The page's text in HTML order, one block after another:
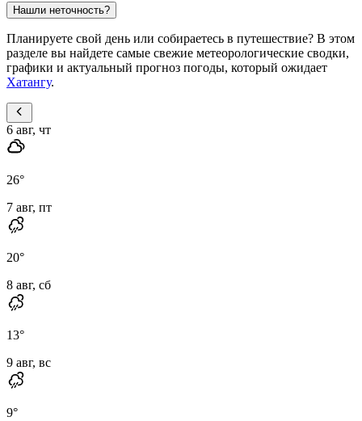
Нашли неточность?
Планируете свой день или собираетесь в путешествие? В этом
разделе вы найдете самые свежие метеорологические сводки,
графики и актуальный прогноз погоды, который ожидает
Хатангу.
6 авг, чт
26°
7 авг, пт
20°
8 авг, сб
13°
9 авг, вс
9°